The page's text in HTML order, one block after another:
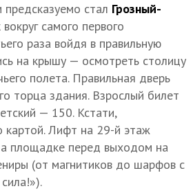
стал Грозный-
самого первого
раза войдя в правильную
на крышу — осмотреть столицу
полета. Правильная дверь
торца здания. Взрослый билет
— 150. Кстати,
картой. Лифт на 29-й этаж
площадке перед выходом на
(от магнитиков до шарфов с